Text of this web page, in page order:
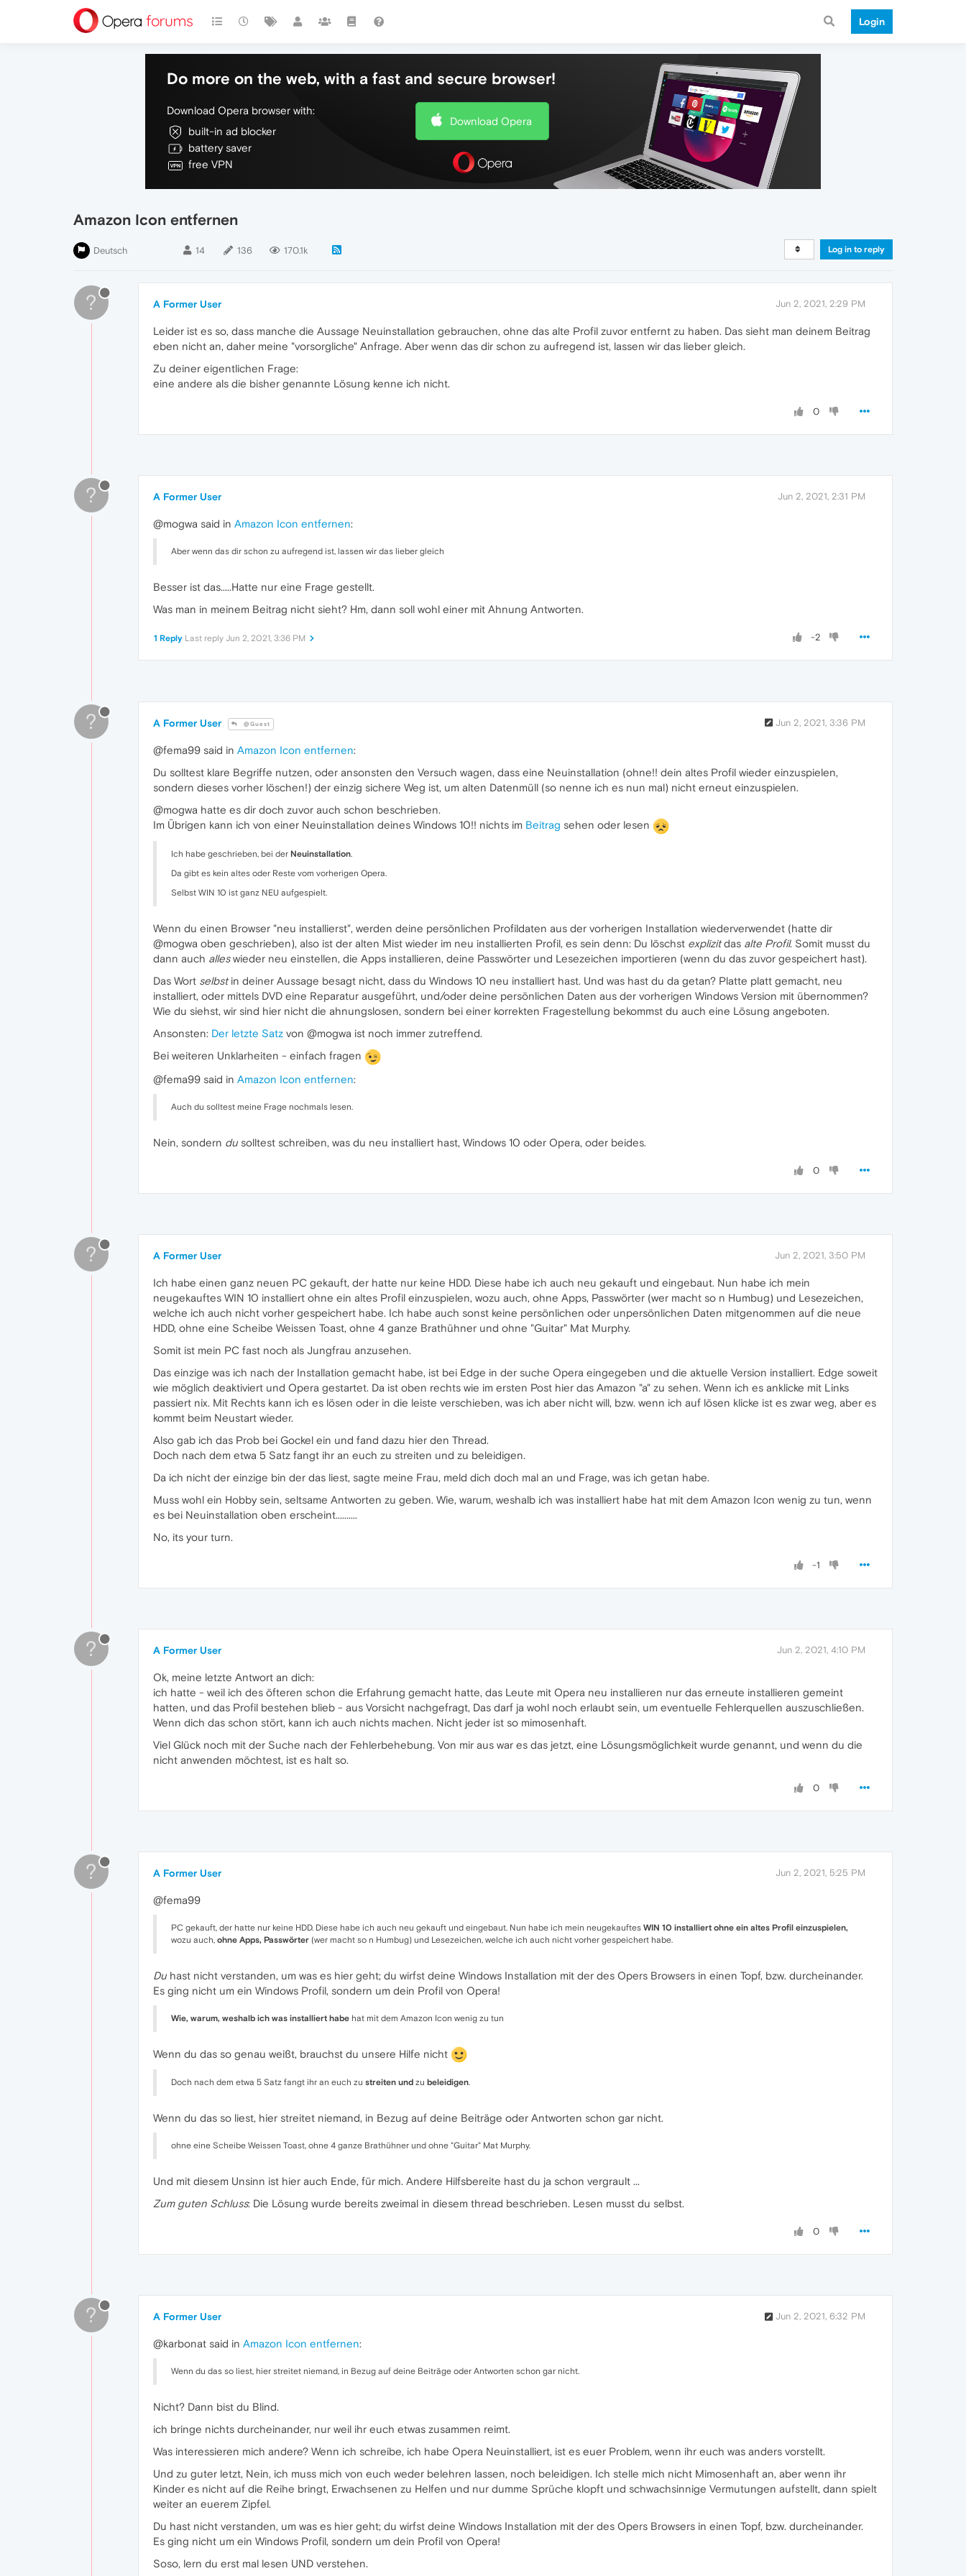
Login
Do more on the web, with a fast and secure browser!
Download Opera browser with:
built-in ad blocker
battery saver
free VPN
Download Opera
Amazon Icon entfernen
Deutsch 14 136 170.1k Log in to reply
? A Former User Jun 2, 2021, 2:29 PM
Leider ist es so, dass manche die Aussage Neuinstallation gebrauchen, ohne das alte Profil zuvor entfernt zu haben. Das sieht man deinem Beitrag
eben nicht an, daher meine "vorsorgliche" Anfrage. Aber wenn das dir schon zu aufregend ist, lassen wir das lieber gleich.
Zu deiner eigentlichen Frage:
eine andere als die bisher genannte Lösung kenne ich nicht.
0
? A Former User Jun 2, 2021, 2:31 PM
@mogwa said in Amazon Icon entfernen:
Aber wenn das dir schon zu aufregend ist, lassen wir das lieber gleich
Besser ist das.....Hatte nur eine Frage gestellt.
Was man in meinem Beitrag nicht sieht? Hm, dann soll wohl einer mit Ahnung Antworten.
-2
1 Reply Last reply Jun 2, 2021, 3:36 PM
? A Former User @Guest Jun 2, 2021, 3:36 PM
@fema99 said in Amazon Icon entfernen:
Du solltest klare Begriffe nutzen, oder ansonsten den Versuch wagen, dass eine Neuinstallation (ohne!! dein altes Profil wieder einzuspielen,
sondern dieses vorher löschen!) der einzig sichere Weg ist, um alten Datenmüll (so nenne ich es nun mal) nicht erneut einzuspielen.
@mogwa hatte es dir doch zuvor auch schon beschrieben.
Im Übrigen kann ich von einer Neuinstallation deines Windows 10!! nichts im Beitrag sehen oder lesen
Ich habe geschrieben, bei der Neuinstallation.
Da gibt es kein altes oder Reste vom vorherigen Opera.
Selbst WIN 10 ist ganz NEU aufgespielt.
Wenn du einen Browser "neu installierst", werden deine persönlichen Profildaten aus der vorherigen Installation wiederverwendet (hatte dir
@mogwa oben geschrieben), also ist der alten Mist wieder im neu installierten Profil, es sein denn: Du löschst explizitdas alte Profil. Somit musst du
dann auch alleswieder neu einstellen, die Apps installieren, deine Passwörter und Lesezeichen importieren (wenn du das zuvor gespeichert hast).
Das Wort selbstin deiner Aussage besagt nicht, dass du Windows 10 neu installiert hast. Und was hast du da getan? Platte platt gemacht, neu
installiert, oder mittels DVD eine Reparatur ausgeführt, und/oder deine persönlichen Daten aus der vorherigen Windows Version mit übernommen?
Wie du siehst, wir sind hier nicht die ahnungslosen, sondern bei einer korrekten Fragestellung bekommst du auch eine Lösung angeboten.
Ansonsten: Der letzte Satz von @mogwa ist noch immer zutreffend.
Bei weiteren Unklarheiten - einfach fragen
@fema99 said in Amazon Icon entfernen:
Auch du solltest meine Frage nochmals lesen.
Nein, sondern du solltest schreiben, was du neu installiert hast, Windows 10 oder Opera, oder beides.
0
? A Former User Jun 2, 2021, 3:50 PM
Ich habe einen ganz neuen PC gekauft, der hatte nur keine HDD. Diese habe ich auch neu gekauft und eingebaut. Nun habe ich mein
neugekauftes WIN 10 installiert ohne ein altes Profil einzuspielen, wozu auch, ohne Apps, Passwörter (wer macht so n Humbug) und Lesezeichen,
welche ich auch nicht vorher gespeichert habe. Ich habe auch sonst keine persönlichen oder unpersönlichen Daten mitgenommen auf die neue
HDD, ohne eine Scheibe Weissen Toast, ohne 4 ganze Brathühner und ohne "Guitar" Mat Murphy.
Somit ist mein PC fast noch als Jungfrau anzusehen.
Das einzige was ich nach der Installation gemacht habe, ist bei Edge in der suche Opera eingegeben und die aktuelle Version installiert. Edge soweit
wie möglich deaktiviert und Opera gestartet. Da ist oben rechts wie im ersten Post hier das Amazon "a" zu sehen. Wenn ich es anklicke mit Links
passiert nix. Mit Rechts kann ich es lösen oder in die leiste verschieben, was ich aber nicht will, bzw. wenn ich auf lösen klicke ist es zwar weg, aber es
kommt beim Neustart wieder.
Also gab ich das Prob bei Gockel ein und fand dazu hier den Thread.
Doch nach dem etwa 5 Satz fangt ihr an euch zu streiten und zu beleidigen.
Da ich nicht der einzige bin der das liest, sagte meine Frau, meld dich doch mal an und Frage, was ich getan habe.
Muss wohl ein Hobby sein, seltsame Antworten zu geben. Wie, warum, weshalb ich was installiert habe hat mit dem Amazon Icon wenig zu tun, wenn
es bei Neuinstallation oben erscheint..........
No, its your turn.
-1
? A Former User Jun 2, 2021, 4:10 PM
Ok, meine letzte Antwort an dich:
ich hatte - weil ich des öfteren schon die Erfahrung gemacht hatte, das Leute mit Opera neu installieren nur das erneute installieren gemeint
hatten, und das Profil bestehen blieb - aus Vorsicht nachgefragt, Das darf ja wohl noch erlaubt sein, um eventuelle Fehlerquellen auszuschließen.
Wenn dich das schon stört, kann ich auch nichts machen. Nicht jeder ist so mimosenhaft.
Viel Glück noch mit der Suche nach der Fehlerbehebung. Von mir aus war es das jetzt, eine Lösungsmöglichkeit wurde genannt, und wenn du die
nicht anwenden möchtest, ist es halt so.
0
? A Former User Jun 2, 2021, 5:25 PM
@fema99
PC gekauft, der hatte nur keine HDD. Diese habe ich auch neu gekauft und eingebaut. Nun habe ich mein neugekauftes WIN 10 installiert ohne ein altes Profil einzuspielen,
wozu auch, ohne Apps, Passwörter (wer macht so n Humbug) und Lesezeichen, welche ich auch nicht vorher gespeichert habe.
Du hast nicht verstanden, um was es hier geht; du wirfst deine Windows Installation mit der des Opers Browsers in einen Topf, bzw. durcheinander.
Es ging nicht um ein Windows Profil, sondern um dein Profil von Opera!
Wie, warum, weshalb ich was installiert habe hat mit dem Amazon Icon wenig zu tun
Wenn du das so genau weißt, brauchst du unsere Hilfe nicht
Doch nach dem etwa 5 Satz fangt ihr an euch zu streiten und zu beleidigen.
Wenn du das so liest, hier streitet niemand, in Bezug auf deine Beiträge oder Antworten schon gar nicht.
ohne eine Scheibe Weissen Toast, ohne 4 ganze Brathühner und ohne "Guitar" Mat Murphy.
Und mit diesem Unsinn ist hier auch Ende, für mich. Andere Hilfsbereite hast du ja schon vergrault ...
Zum guten Schluss: Die Lösung wurde bereits zweimal in diesem thread beschrieben. Lesen musst du selbst.
0
? A Former User Jun 2, 2021, 6:32 PM
@karbonat said in Amazon Icon entfernen:
Wenn du das so liest, hier streitet niemand, in Bezug auf deine Beiträge oder Antworten schon gar nicht.
Nicht? Dann bist du Blind.
ich bringe nichts durcheinander, nur weil ihr euch etwas zusammen reimt.
Was interessieren mich andere? Wenn ich schreibe, ich habe Opera Neuinstalliert, ist es euer Problem, wenn ihr euch was anders vorstellt.
Und zu guter letzt, Nein, ich muss mich von euch weder belehren lassen, noch beleidigen. Ich stelle mich nicht Mimosenhaft an, aber wenn ihr
Kinder es nicht auf die Reihe bringt, Erwachsenen zu Helfen und nur dumme Sprüche klopft und schwachsinnige Vermutungen aufstellt, dann spielt
weiter an euerem Zipfel.
Du hast nicht verstanden, um was es hier geht; du wirfst deine Windows Installation mit der des Opers Browsers in einen Topf, bzw. durcheinander.
Es ging nicht um ein Windows Profil, sondern um dein Profil von Opera!
Soso, lern du erst mal lesen UND verstehen.